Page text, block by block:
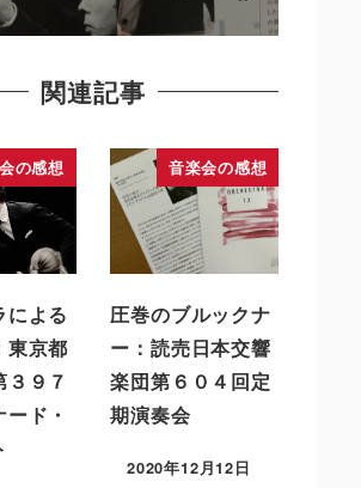
関連記事
の感想
による
東京都
９７
ド・
音楽会の感想
圧巻のブルックナ
ー：読売日本交響
楽団第６０４回定
期演奏会
2020年12月12日